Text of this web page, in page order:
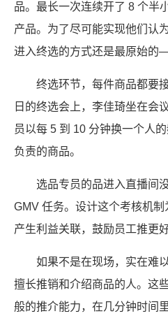
品。最长一次连续开了 8 个半
产品。为了尽可能实现他们认
进入终选的方式还是最原始的
终选环节，每件商品都要
日的终选会上，李佳琦坐在会
员以每 5 到 10 分钟换一个人
负责的商品。
选品专员的品进入直播间
GMV 任务。设计这个考核机
产生利益关联，鼓励员工推更
如果不是在现场，实在难
擅长推销和介绍商品的人。这
般的推介能力，在几分钟时间